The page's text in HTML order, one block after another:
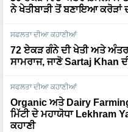
ਨੇ ਖੇਤੀਬਾੜੀ ਤੋਂ ਬਣਾਇਆ ਕਰੋੜਾਂ
ਸਫਲਤਾ ਦੀਆ ਕਹਾਣੀਆਂ
72 ਏਕੜ ਗੰਨੇ ਦੀ ਖੇਤੀ ਅਤੇ
ਸਾਮਰਾਜ, ਜਾਣੋ Sartaj Khan
ਸਫਲਤਾ ਦੀਆ ਕਹਾਣੀਆਂ
Organic ਅਤੇ Dairy
ਮਿੱਟੀ ਦੇ ਮਹਾਯੋਧਾ Lekhram
ਕਹਾਣੀ